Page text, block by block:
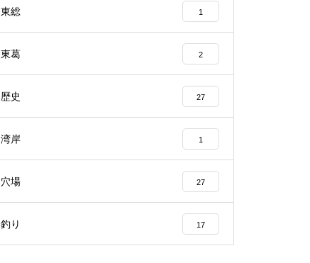
東総 1
東葛 2
歴史 27
湾岸 1
穴場 27
釣り 17